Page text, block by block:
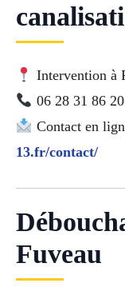
Intervention à
06 28 31 86 20
Contact en
13.fr/contact/
Fuveau